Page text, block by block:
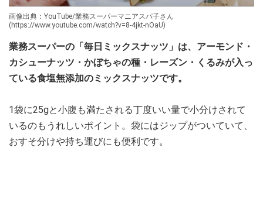
画像出典：YouTube/業務スーパーマニアスパ子さん
(https://www.youtube.com/watch?v=8-4jkt-nOaU)
業務スーパーの「毎日ミックスナッツ」は、アーモンド・
カシューナッツ・かぼちゃの種・レーズン・くるみが入っ
ている食塩無添加のミックスナッツです。
1袋に25gと小腹も満たされる丁度いい量で小分けされて
いるのもうれしいポイント。袋にはジップがついていて、
おすそ分けや持ち運びにも便利です。